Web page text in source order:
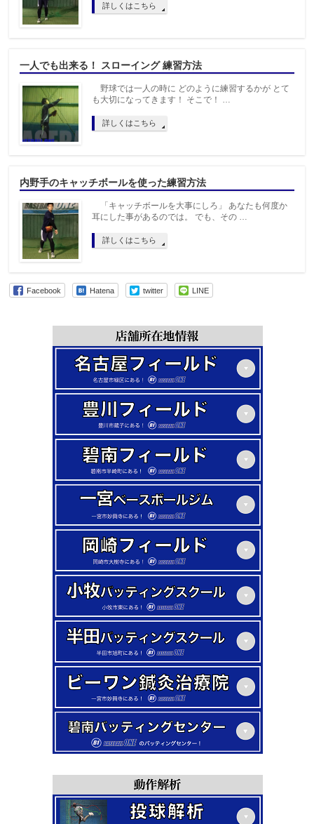
詳しくはこちら
一人でも出来る！ スローイング 練習方法
野球では一人の時に どのように練習するかが とて
も大切になってきます！ そこで！ …
詳しくはこちら
内野手のキャッチボールを使った練習方法
「キャッチボールを大事にしろ」 あなたも何度か
耳にした事があるのでは。 でも、その …
詳しくはこちら
Facebook Hatena twitter LINE